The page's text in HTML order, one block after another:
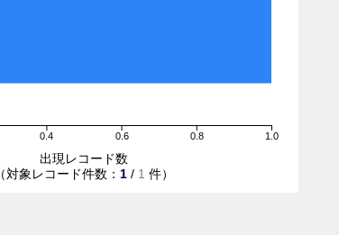
0.4 0.6 0.8 1.0
出現レコード数
（対象レコード件数： 1 / 1 件）